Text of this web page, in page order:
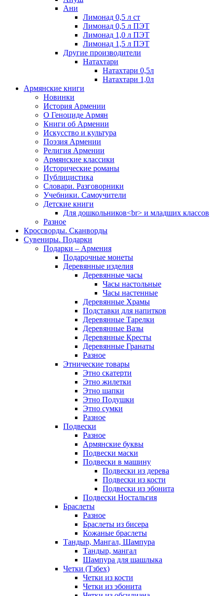
Ани
Лимонад 0,5 л ст
Лимонад 0,5 л ПЭТ
Лимонад 1,0 л ПЭТ
Лимонад 1,5 л ПЭТ
Другие производители
Натахтари
Натахтари 0,5л
Натахтари 1,0л
Армянские книги
Новинки
История Армении
О Геноциде Армян
Книги об Армении
Иcкусство и культура
Поэзия Армении
Религия Армении
Армянские классики
Исторические романы
Публицистика
Словари. Разговорники
Учебники. Самоучители
Детские книги
Для дошкольников<br> и младших классов
Разное
Кроссворды. Сканворды
Сувениры. Подарки
Подарки – Армения
Подарочные монеты
Деревянные изделия
Деревянные часы
Часы настольные
Часы настенные
Деревянные Храмы
Подставки для напитков
Деревянные Тарелки
Деревянные Вазы
Деревянные Кресты
Деревянные Гранаты
Разное
Этнические товары
Этно скатерти
Этно жилетки
Этно шапки
Этно Подушки
Этно сумки
Разное
Подвески
Разное
Армянские буквы
Подвески маски
Подвески в машину
Подвески из дерева
Подвески из кости
Подвески из эбонита
Подвески Ностальгия
Браслеты
Разное
Браслеты из бисера
Кожаные браслеты
Тандыр, Мангал, Шампура
Тандыр, мангал
Шампура для шашлыка
Четки (Тзбех)
Четки из кости
Четки из эбонита